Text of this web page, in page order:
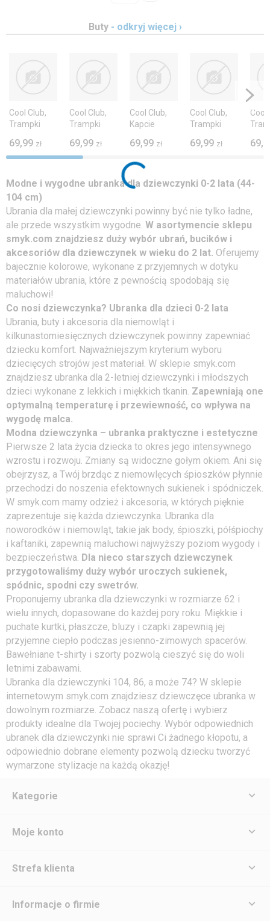
Buty - odkryj więcej ›
Cool Club,
Trampki
różowe,
Zdrowa
podeszwa
Barefoot
69,99 zł
Cool Club,
Trampki
różowe,
Zdrowa
podeszwa
and Friends
69,99 zł
Cool Club,
Kapcie
różowe,
Stopa,
Comfort-Fit
69,99 zł
Cool Club,
Trampki
różowe,
podeszwa
69,99 zł
Cool
Modne i wygodne ubranka dla dziewczynki 0-2 lata (44-
104 cm)
Ubrania dla małej dziewczynki powinny być nie tylko ładne,
ale przede wszystkim wygodne. W asortymencie sklepu
smyk.com znajdziesz duży wybór ubrań, bucików i
akcesoriów dla dziewczynek w wieku do 2 lat. Oferujemy
bajecznie kolorowe, wykonane z przyjemnych w dotyku
materiałów ubrania, które z pewnością spodobają się
maluchowi!
Co nosi dziewczynka? Ubranka dla dzieci 0-2 lata
Ubrania, buty i akcesoria dla niemowląt i
kilkunastomiesięcznych dziewczynek powinny zapewniać
dziecku komfort. Najważniejszym kryterium wyboru
dziecięcych strojów jest materiał. W sklepie smyk.com
znajdziesz ubranka dla 2-letniej dziewczynki i młodszych
dzieci wykonane z lekkich i miękkich tkanin. Zapewniają one
optymalną temperaturę i przewiewność, co wpływa na
wygodę malca.
Modna dziewczynka – ubranka praktyczne i estetyczne
Pierwsze 2 lata życia dziecka to okres jego intensywnego
wzrostu i rozwoju. Zmiany są widoczne gołym okiem. Ani się
obejrzysz, a Twój brzdąc z niemowlęcych śpioszków płynnie
przechodzi do noszenia efektownych sukienek i spódniczek.
W smyk.com mamy odzież i akcesoria, w których pięknie
zaprezentuje się każda dziewczynka. Ubranka dla
noworodków i niemowląt, takie jak body, śpioszki, półśpiochy
i kaftaniki, zapewnią maluchowi najwyższy poziom wygody i
bezpieczeństwa. Dla nieco starszych dziewczynek
przygotowaliśmy duży wybór uroczych sukienek,
spódnic, spodni czy swetrów.
Proponujemy ubranka dla dziewczynki w rozmiarze 62 i
wielu innych, dopasowane do każdej pory roku. Miękkie i
puchate kurtki, płaszcze, bluzy i czapki zapewnią jej
przyjemne ciepło podczas jesienno-zimowych spacerów.
Bawełniane t-shirty i szorty pozwolą cieszyć się do woli
letnimi zabawami.
Ubranka dla dziewczynki 104, 86, a może 74? W sklepie
internetowym smyk.com znajdziesz dziewczęce ubranka w
dowolnym rozmiarze. Zobacz naszą ofertę i wybierz
produkty idealne dla Twojej pociechy. Wybór odpowiednich
ubranek dla dziewczynki nie sprawi Ci żadnego kłopotu, a
odpowiednio dobrane elementy pozwolą dziecku tworzyć
wymarzone stylizacje na każdą okazję!
Kategorie
Moje konto
Strefa klienta
Informacje o firmie